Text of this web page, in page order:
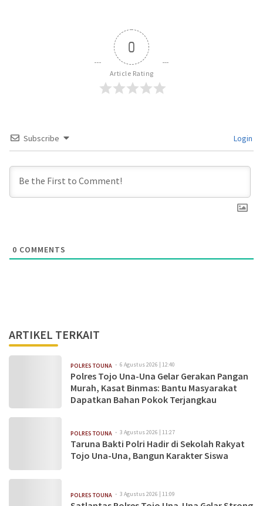
0
Article Rating
Subscribe Login
0 COMMENTS
ARTIKEL TERKAIT
POLRES TOUNA 6 Agustus 2026 | 12:40
Polres Tojo Una-Una Gelar Gerakan Pangan
Murah, Kasat Binmas: Bantu Masyarakat
Dapatkan Bahan Pokok Terjangkau
POLRES TOUNA 3 Agustus 2026 | 11:27
Taruna Bakti Polri Hadir di Sekolah Rakyat
Tojo Una-Una, Bangun Karakter Siswa
POLRES TOUNA 3 Agustus 2026 | 11:09